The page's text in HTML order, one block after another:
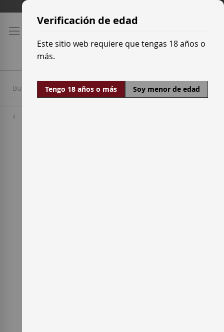
contenido
Verificación de edad
Este sitio web requiere que tengas 18 años o
más.
Tengo 18 años o más Soy menor de edad